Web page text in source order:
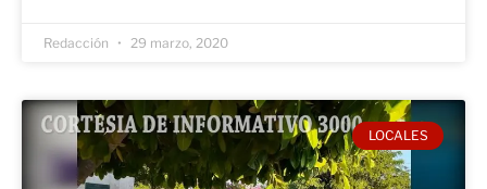
Redacción 29 marzo, 2020
LOCALES